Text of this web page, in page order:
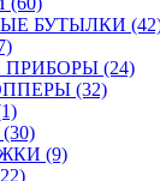
БУТЫЛКИ
(24)
(32)
(9)